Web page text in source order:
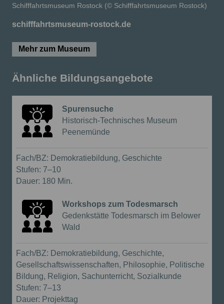
Schifffahrtsmuseum Rostock (© Schifffahrtsmuseum Rostock)
schifffahrtsmuseum-rostock.de
Mehr zum Museum
Ähnliche Bildungsangebote
Workshop
Spurensuche
{{Anbieter:}}
Historisch-Technisches Museum
Peenemünde
Fach/BZ: Demokratiebildung, Geschichte
Stufen: 7–10
Dauer: 180 Min.
Workshop
Workshops zum Todesmarsch
{{Anbieter:}}
Gedenkstätte Todesmarsch im Belower
Wald
Fach/BZ: Demokratiebildung, Geschichte,
Gesellschaftswissenschaften, Philosophie, Politische
Bildung, Religion, Sachunterricht, Sozialkunde
Stufen: 7–13
Dauer: Projekttag